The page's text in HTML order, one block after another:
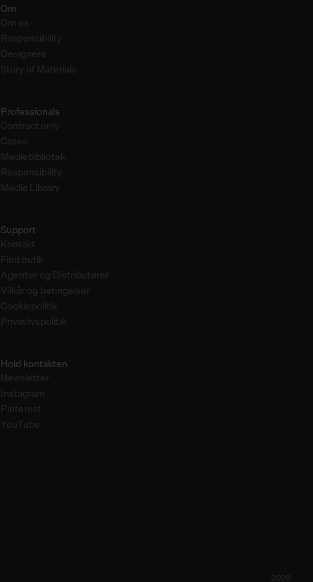
Om
Om os
Responsibility
Designere
Story of Materials
Professionals
Contract only
Cases
Mediebibliotek
Responsibility
Media Library
Support
Kontakt
Find butik
Agenter og Distributører
Vilkår og betingelser
Cookiepolitik
Privatlivspolitik
Hold kontakten
Newsletter
Instagram
Pinterest
YouTube
2026